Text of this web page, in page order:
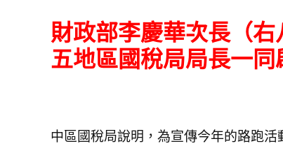
財政部李慶華次長（
五地區國稅局局長一
中區國稅局說明，為宣傳今年的路跑